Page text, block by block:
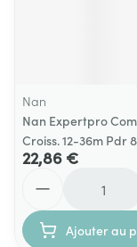
Nan
Nan Expertpro
Croiss. 12-36m Pdr
22,86 €
Ajouter au